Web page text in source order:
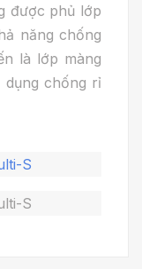
được phủ lớp
năng chống
là lớp màng
chống rỉ